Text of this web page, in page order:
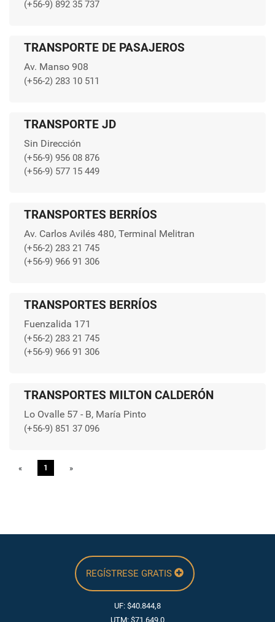
(+56-9) 892 35 737
TRANSPORTE DE PASAJEROS
Av. Manso 908
(+56-2) 283 10 511
TRANSPORTE JD
Sin Dirección
(+56-9) 956 08 876
(+56-9) 577 15 449
TRANSPORTES BERRÍOS
Av. Carlos Avilés 480, Terminal Melitran
(+56-2) 283 21 745
(+56-9) 966 91 306
TRANSPORTES BERRÍOS
Fuenzalida 171
(+56-2) 283 21 745
(+56-9) 966 91 306
TRANSPORTES MILTON CALDERÓN
Lo Ovalle 57 - B, María Pinto
(+56-9) 851 37 096
« Previous
1 »
REGÍSTRESE GRATIS
UF: $40.844,8
UTM: $71.649,0